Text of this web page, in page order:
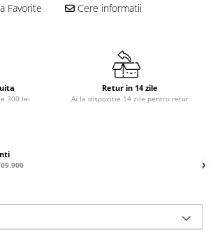
cm
laterala pat
pat
Favorite Cere informatii
300 lei
Retur in 14 zile
Ai la dispozitie 14 zile pentru retur